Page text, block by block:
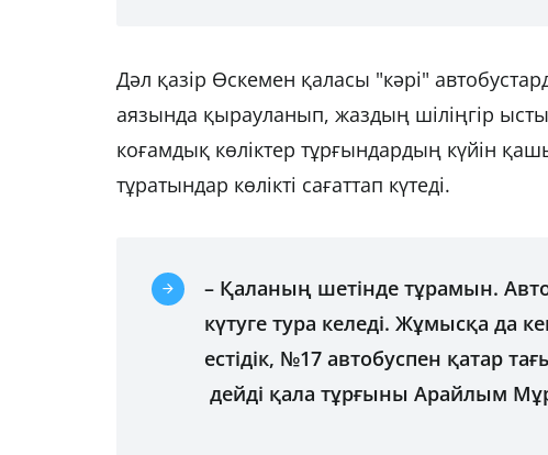
Дәл қазір Өскемен қаласы "кәрі"
аязында қырауланып, жаздың шіліңгір
коғамдық көліктер тұрғындардың күйін
тұратындар көлікті сағаттап күтеді.
– Қаланың шетінде тұрамын.
күтуге тура келеді. Жұмысқа да
естідік, №17 автобуспен қатар
дейді қала тұрғыны Арайлым